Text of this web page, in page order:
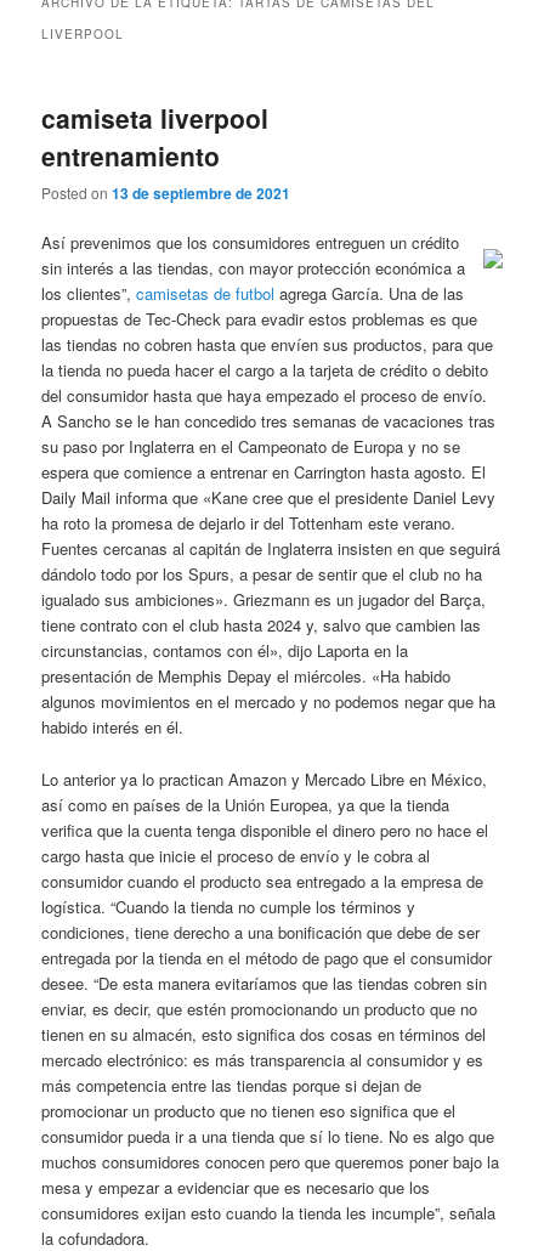
LIVERPOOL
camiseta liverpool
entrenamiento
Posted on13 de septiembre de 2021
Así prevenimos que los consumidores entreguen un crédito
sin interés a las tiendas, con mayor protección económica a
los clientes”,camisetas de futbol agrega García. Una de las
propuestas de Tec-Check para evadir estos problemas es que
las tiendas no cobren hasta que envíen sus productos, para que
la tienda no pueda hacer el cargo a la tarjeta de crédito o debito
del consumidor hasta que haya empezado el proceso de envío.
A Sancho se le han concedido tres semanas de vacaciones tras
su paso por Inglaterra en el Campeonato de Europa y no se
espera que comience a entrenar en Carrington hasta agosto. El
Daily Mail informa que «Kane cree que el presidente Daniel Levy
ha roto la promesa de dejarlo ir del Tottenham este verano.
Fuentes cercanas al capitán de Inglaterra insisten en que seguirá
dándolo todo por los Spurs, a pesar de sentir que el club no ha
igualado sus ambiciones». Griezmann es un jugador del Barça,
tiene contrato con el club hasta 2024 y, salvo que cambien las
circunstancias, contamos con él», dijo Laporta en la
presentación de Memphis Depay el miércoles. «Ha habido
algunos movimientos en el mercado y no podemos negar que ha
habido interés en él.
Lo anterior ya lo practican Amazon y Mercado Libre en México,
así como en países de la Unión Europea, ya que la tienda
verifica que la cuenta tenga disponible el dinero pero no hace el
cargo hasta que inicie el proceso de envío y le cobra al
consumidor cuando el producto sea entregado a la empresa de
logística. “Cuando la tienda no cumple los términos y
condiciones, tiene derecho a una bonificación que debe de ser
entregada por la tienda en el método de pago que el consumidor
desee. “De esta manera evitaríamos que las tiendas cobren sin
enviar, es decir, que estén promocionando un producto que no
tienen en su almacén, esto significa dos cosas en términos del
mercado electrónico: es más transparencia al consumidor y es
más competencia entre las tiendas porque si dejan de
promocionar un producto que no tienen eso significa que el
consumidor pueda ir a una tienda que sí lo tiene. No es algo que
muchos consumidores conocen pero que queremos poner bajo la
mesa y empezar a evidenciar que es necesario que los
consumidores exijan esto cuando la tienda les incumple”, señala
la cofundadora.